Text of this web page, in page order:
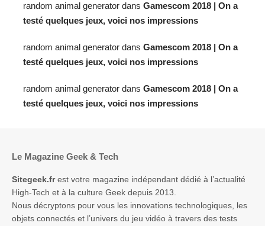
random animal generator dans Gamescom 2018 | On a
testé quelques jeux, voici nos impressions
random animal generator dans Gamescom 2018 | On a
testé quelques jeux, voici nos impressions
random animal generator dans Gamescom 2018 | On a
testé quelques jeux, voici nos impressions
Le Magazine Geek & Tech
Sitegeek.frest votre magazine indépendant dédié à l’actualité
High-Tech et à la culture Geek depuis 2013.
Nous décryptons pour vous les innovations technologiques, les
objets connectés et l’univers du jeu vidéo à travers des tests